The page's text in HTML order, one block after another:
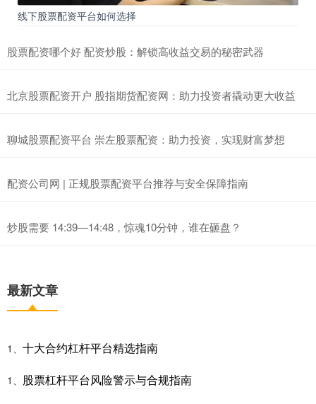
线下股票配资平台如何选择
股票配资哪个好 配资炒股：解锁高收益交易的秘密武器
北京股票配资开户 股指期货配资网：助力投资者撬动更大收益
聊城股票配资平台 崇左股票配资：助力投资，实现财富梦想
配资公司网 | 正规股票配资平台推荐与安全保障指南
炒股需要 14:39—14:48，惊魂10分钟，谁在砸盘？
最新文章
1、 十大合约杠杆平台精选指南
1、 股票杠杆平台风险警示与合规指南